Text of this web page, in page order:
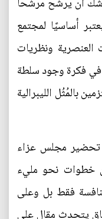
أساسيًا لمجتمع
العنصرية ونظريات
في فكرة وجود سلطة
بالمُثُل الليبرالية
تحضير مجلس عزاء
خطوات نحو مليء
فقط بل وعلى
يتحدث مقال على